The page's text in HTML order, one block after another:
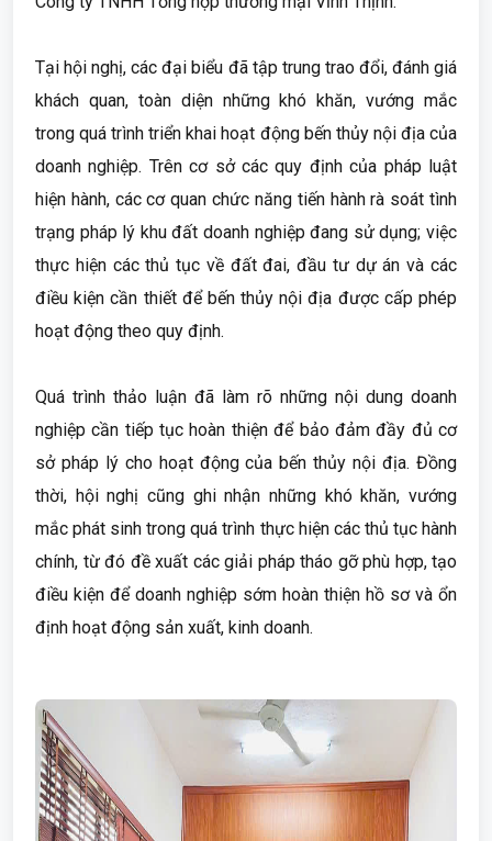
Tại hội nghị, các đại biểu đã tập trung trao đổi, đánh giá
khách quan, toàn diện những khó khăn, vướng mắc
trong quá trình triển khai hoạt động bến thủy nội địa của
doanh nghiệp. Trên cơ sở các quy định của pháp luật
hiện hành, các cơ quan chức năng tiến hành rà soát tình
trạng pháp lý khu đất doanh nghiệp đang sử dụng; việc
thực hiện các thủ tục về đất đai, đầu tư dự án và các
điều kiện cần thiết để bến thủy nội địa được cấp phép
hoạt động theo quy định.
Quá trình thảo luận đã làm rõ những nội dung doanh
nghiệp cần tiếp tục hoàn thiện để bảo đảm đầy đủ cơ
sở pháp lý cho hoạt động của bến thủy nội địa. Đồng
thời, hội nghị cũng ghi nhận những khó khăn, vướng
mắc phát sinh trong quá trình thực hiện các thủ tục hành
chính, từ đó đề xuất các giải pháp tháo gỡ phù hợp, tạo
điều kiện để doanh nghiệp sớm hoàn thiện hồ sơ và ổn
định hoạt động sản xuất, kinh doanh.